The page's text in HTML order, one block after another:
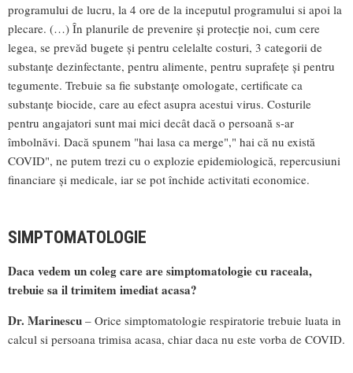
programului de lucru, la 4 ore de la inceputul programului si apoi la
plecare. (…) În planurile de prevenire și protecție noi, cum cere
legea, se prevăd bugete și pentru celelalte costuri, 3 categorii de
substanțe dezinfectante, pentru alimente, pentru suprafețe și pentru
tegumente. Trebuie sa fie substanțe omologate, certificate ca
substanțe biocide, care au efect asupra acestui virus. Costurile
pentru angajatori sunt mai mici decât dacă o persoană s-ar
îmbolnăvi. Dacă spunem "hai lasa ca merge"," hai că nu există
COVID", ne putem trezi cu o explozie epidemiologică, repercusiuni
financiare și medicale, iar se pot închide activitati economice.
SIMPTOMATOLOGIE
Daca vedem un coleg care are simptomatologie cu raceala,
trebuie sa il trimitem imediat acasa?
Dr. Marinescu – Orice simptomatologie respiratorie trebuie luata in
calcul si persoana trimisa acasa, chiar daca nu este vorba de COVID.